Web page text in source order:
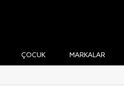
ÇOCUK MARKALAR